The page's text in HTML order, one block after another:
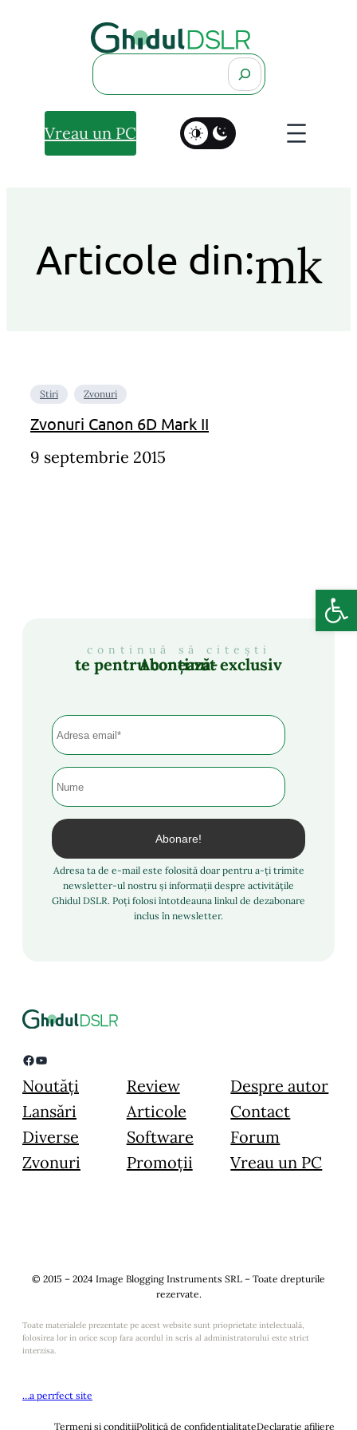
Search
Vreau un PC
Articole din:mk
Stiri Zvonuri
Zvonuri Canon 6D Mark II
9 septembrie 2015
continuă să citești
Abonează-te pentru conținut exclusiv
Adresa ta de e-mail este folosită doar pentru a-ți trimite
newsletter-ul nostru și informații despre activitățile
Ghidul DSLR. Poți folosi întotdeauna linkul de dezabonare
inclus în newsletter.
Facebook YouTube
Noutăți
Lansări
Diverse
Zvonuri
Review
Articole
Software
Promoții
Despre autor
Contact
Forum
Vreau un PC
© 2015 – 2024 Image Blogging Instruments SRL – Toate drepturile
rezervate.
Toate materialele prezentate pe acest website sunt prioprietate intelectuală,
folosirea lor in orice scop fara acordul in scris al administratorului este strict
interzisa.
…a perrfect site
Termeni și condițiiPolitică de confidențialitateDeclarație afiliere